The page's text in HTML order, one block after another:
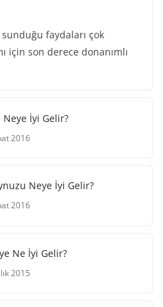
faydaları çok
için son derece donanımlı
Neye İyi Gelir?
2016
Neye İyi Gelir?
2016
Ne İyi Gelir?
2015